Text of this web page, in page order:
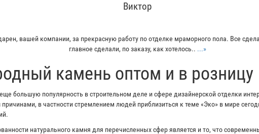
Виктор
вашей компании, за прекрасную работу по отделке мраморного пола. Все
главное сделали, по заказу, как хотелось.. ...»
камень оптом и в розницу
большую популярность в строительном деле и сфере дизайнерской отделки
в частности стремлением людей приблизиться к теме «Эко» в мире
натурального камня для перечисленных сфер является и то, что